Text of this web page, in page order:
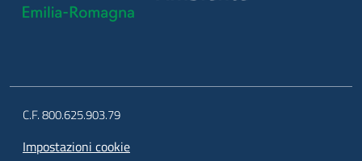
C.F. 800.625.903.79
Impostazioni cookie